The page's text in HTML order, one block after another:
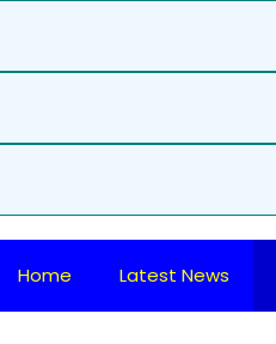
Home Latest News